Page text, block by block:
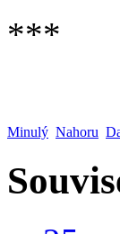
***
Minulý Nahoru